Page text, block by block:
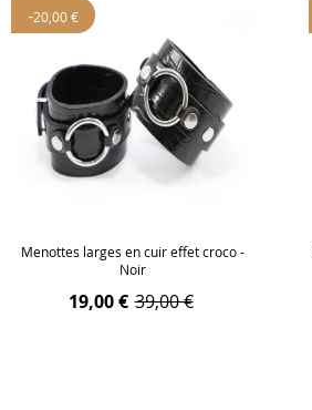
-20,00 €
Menottes larges en cuir effet croco -
Noir
19,00 € 39,00 €